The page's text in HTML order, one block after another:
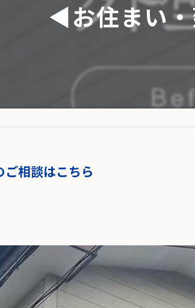
◀︎お住まい・
相談はこちら